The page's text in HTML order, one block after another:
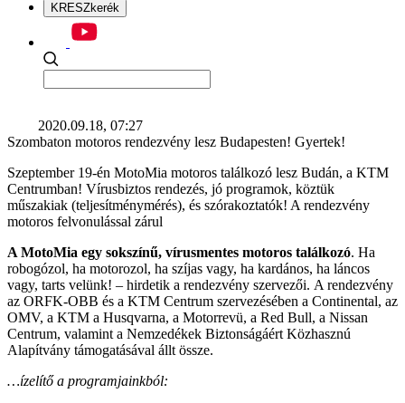
KRESZkerék
2020.09.18, 07:27
Szombaton motoros rendezvény lesz Budapesten! Gyertek!
Szeptember 19-én MotoMia motoros találkozó lesz Budán, a KTM
Centrumban! Vírusbiztos rendezés, jó programok, köztük
műszakiak (teljesítménymérés), és szórakoztatók! A rendezvény
motoros felvonulással zárul
A MotoMia egy sokszínű, vírusmentes motoros találkozó. Ha
robogózol, ha motorozol, ha szíjas vagy, ha kardános, ha láncos
vagy, tarts velünk! – hirdetik a rendezvény szervezői. A rendezvény
az ORFK-OBB és a KTM Centrum szervezésében a Continental, az
OMV, a KTM a Husqvarna, a Motorrevü, a Red Bull, a Nissan
Centrum, valamint a Nemzedékek Biztonságáért Közhasznú
Alapítvány támogatásával állt össze.
…ízelítő a programjainkból: